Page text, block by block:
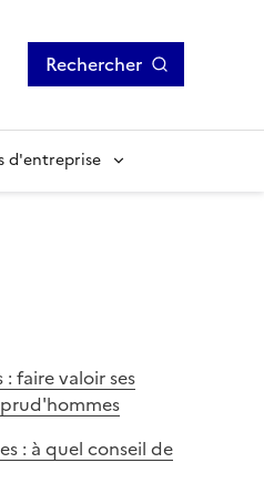
Rechercher
d'entreprise
faire valoir ses
: à quel conseil de